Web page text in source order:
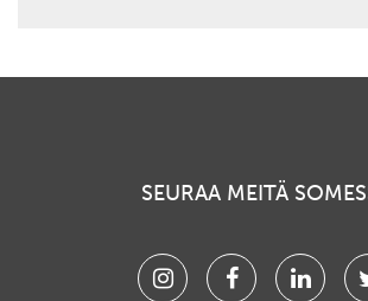
SEURAA MEITÄ
InstagramFacebook